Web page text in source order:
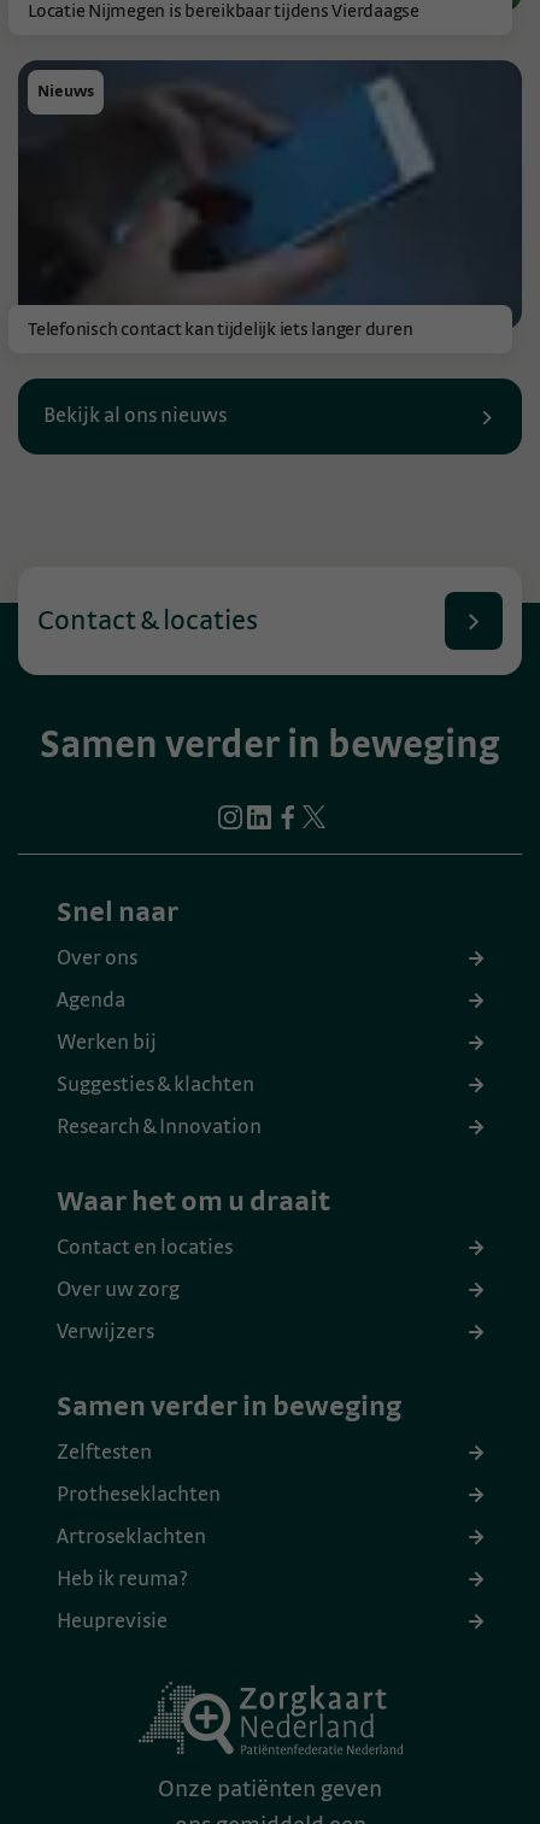
Locatie Nijmegen is bereikbaar tijdens Vierdaagse
Telefonisch contact kan tijdelijk iets langer duren
Nieuws
Bekijk al ons nieuws
Samen verder in beweging
Contact & locaties
Snel naar
Over ons
Agenda
Werken bij
Suggesties & klachten
Research & Innovation
Waar het om u draait
Contact en locaties
Over uw zorg
Verwijzers
Samen verder in beweging
Zelftesten
Protheseklachten
Artroseklachten
Heb ik reuma?
Heuprevisie
Onze patiënten geven